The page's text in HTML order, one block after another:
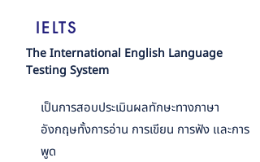
IELTS
The International English Language
Testing System
เป็นการสอบประเมินผลทักษะทางภาษา
อังกฤษทั้งการอ่าน การเขียน การฟัง และการ
พูด